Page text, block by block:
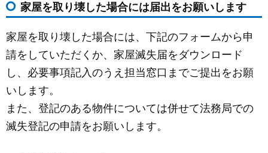
c
e
b
o
o
k
ail ss
e
n
g
e
家屋を取り壊した場合には届出をお願いします
家屋を取り壊した場合には、下記のフォームから申
請をしていただくか、家屋滅失届をダウンロード
し、必要事項記入のうえ担当窓口までご提出をお願
いします。
また、登記のある物件については併せて法務局での
滅失登記の申請をお願いします。